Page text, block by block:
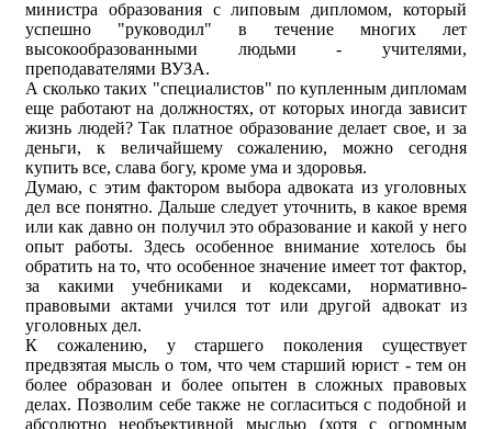
министра образования с липовым дипломом, который
успешно "руководил" в течение многих лет
высокообразованными людьми - учителями,
преподавателями ВУЗА.
А сколько таких "специалистов" по купленным дипломам
еще работают на должностях, от которых иногда зависит
жизнь людей? Так платное образование делает свое, и за
деньги, к величайшему сожалению, можно сегодня
купить все, слава богу, кроме ума и здоровья.
Думаю, с этим фактором выбора адвоката из уголовных
дел все понятно. Дальше следует уточнить, в какое время
или как давно он получил это образование и какой у него
опыт работы. Здесь особенное внимание хотелось бы
обратить на то, что особенное значение имеет тот фактор,
за какими учебниками и кодексами, нормативно-
правовыми актами учился тот или другой адвокат из
уголовных дел.
К сожалению, у старшего поколения существует
предвзятая мысль о том, что чем старший юрист - тем он
более образован и более опытен в сложных правовых
делах. Позволим себе также не согласиться с подобной и
абсолютно необъективной мыслью (хотя с огромным